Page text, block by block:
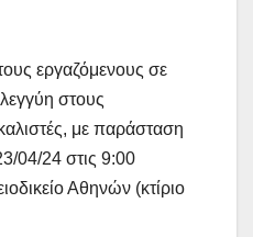
εργαζόμενους σε
στους
με παράσταση
04/24 στις 9:00
Αθηνών (κτίριο